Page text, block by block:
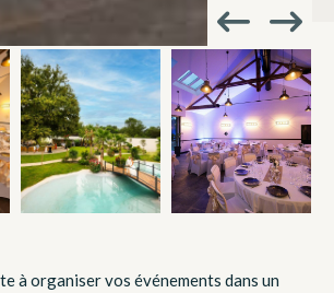
à organiser vos événements dans un